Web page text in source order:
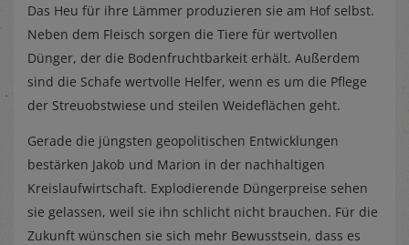
Das Heu für ihre Lämmer produzieren sie am Hof selbst.
Neben dem Fleisch sorgen die Tiere für wertvollen
Dünger, der die Bodenfruchtbarkeit erhält. Außerdem
sind die Schafe wertvolle Helfer, wenn es um die Pflege
der Streuobstwiese und steilen Weideflächen geht.
Gerade die jüngsten geopolitischen Entwicklungen
bestärken Jakob und Marion in der nachhaltigen
Kreislaufwirtschaft. Explodierende Düngerpreise sehen
sie gelassen, weil sie ihn schlicht nicht brauchen. Für die
Zukunft wünschen sie sich mehr Bewusstsein, dass es